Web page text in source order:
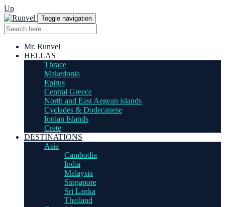
Up
Toggle navigation
Mr. Runvel
HELLAS
Thrace
Makedonia
Epirus
Central Greece
North and East Aegean islands
Cyclades & Dodecanese
Ionian Islands
Crete
DESTINATIONS
Asia
Cambodia
India
Malaysia
Singapore
Sri Lanka
Thailand